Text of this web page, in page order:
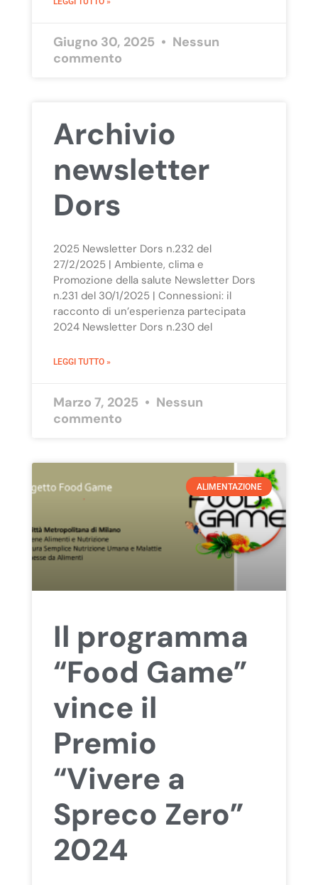
Giugno 30, 2025
Nessun
commento
Archivio
newsletter
Dors
2025 Newsletter Dors n.232 del
27/2/2025 | Ambiente, clima e
Promozione della salute Newsletter Dors
n.231 del 30/1/2025 | Connessioni: il
racconto di un’esperienza partecipata
2024 Newsletter Dors n.230 del
LEGGI TUTTO »
Marzo 7, 2025
Nessun
commento
ALIMENTAZIONE
Il programma
“Food Game”
vince il
Premio
“Vivere a
Spreco Zero”
2024